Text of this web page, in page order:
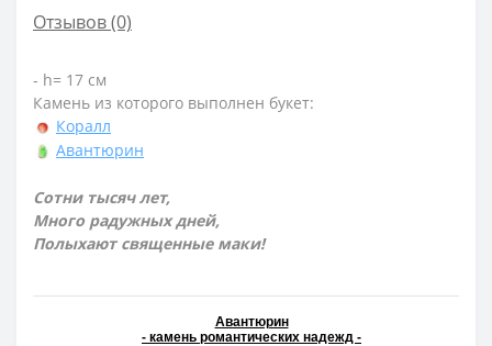
Отзывов (0)
- h= 17 см
Камень из которого выполнен букет:
Коралл
Авантюрин
Сотни тысяч лет,
Много радужных дней,
Полыхают священные маки!
Авантюрин
- камень романтических надежд -